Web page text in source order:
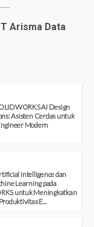
Arisma Data
AI Design
Asisten Cerdas untuk
Modern
Intelligence dan
Learning pada
untuk Meningkatkan
Produktivitas E...